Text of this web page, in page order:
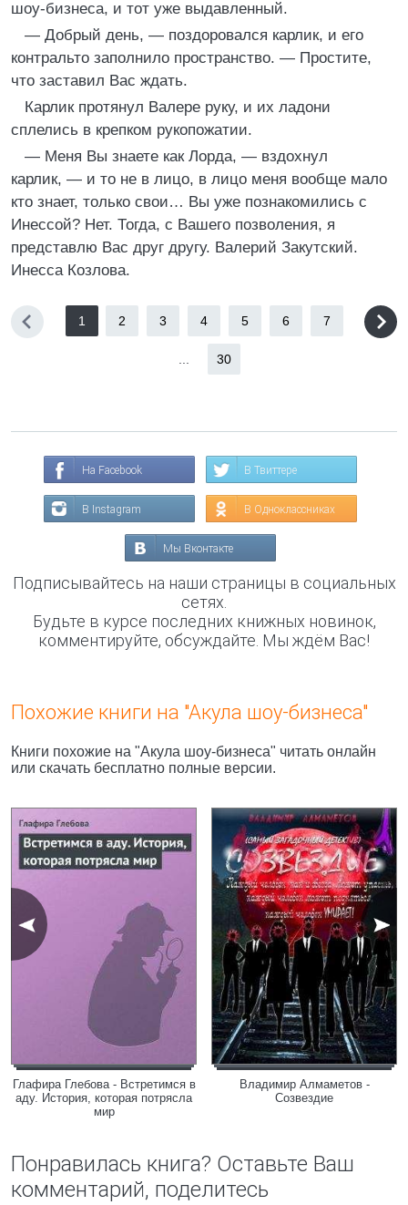
шоу-бизнеса, и тот уже выдавленный.
— Добрый день, — поздоровался карлик, и его
контральто заполнило пространство. — Простите,
что заставил Вас ждать.
Карлик протянул Валере руку, и их ладони
сплелись в крепком рукопожатии.
— Меня Вы знаете как Лорда, — вздохнул
карлик, — и то не в лицо, в лицо меня вообще мало
кто знает, только свои… Вы уже познакомились с
Инессой? Нет. Тогда, с Вашего позволения, я
представлю Вас друг другу. Валерий Закутский.
Инесса Козлова.
1 2 3 4 5 6 7
30
На Facebook В Твиттере
В Instagram В Одноклассниках
Мы Вконтакте
Подписывайтесь на наши страницы в социальных
сетях.
Будьте в курсе последних книжных новинок,
комментируйте, обсуждайте. Мы ждём Вас!
Похожие книги на "Акула шоу-бизнеса"
Книги похожие на "Акула шоу-бизнеса" читать онлайн
или скачать бесплатно полные версии.
Глафира Глебова - Встретимся в
аду. История, которая потрясла
мир
Владимир Алмаметов -
Созвездие
Понравилась книга? Оставьте Ваш
комментарий, поделитесь